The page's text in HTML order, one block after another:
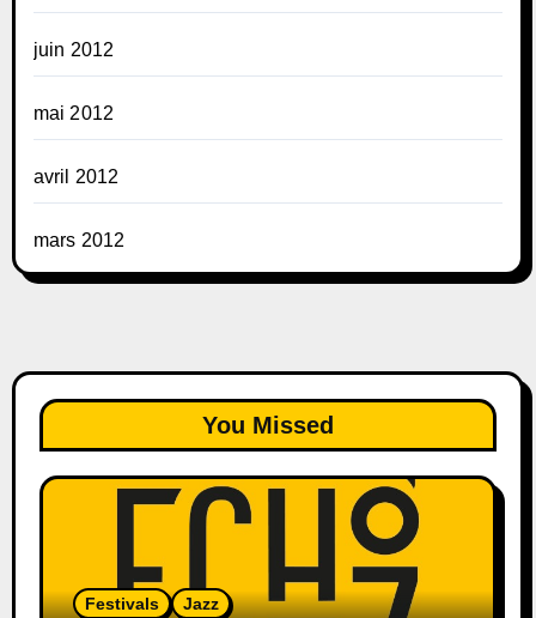
juin 2012
mai 2012
avril 2012
mars 2012
You Missed
Festivals Jazz